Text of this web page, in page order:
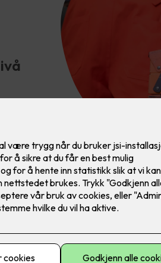
sertifiseringer